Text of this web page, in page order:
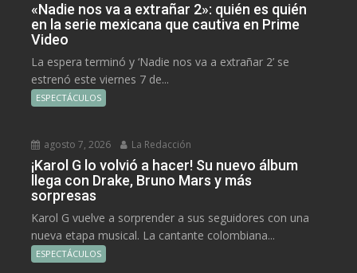
«Nadie nos va a extrañar 2»: quién es quién
en la serie mexicana que cautiva en Prime
Video
La espera terminó y ‘Nadie nos va a extrañar 2’ se
estrenó este viernes 7 de...
ESPECTÁCULOS
agosto 7, 2026 La Redacción
¡Karol G lo volvió a hacer! Su nuevo álbum
llega con Drake, Bruno Mars y más
sorpresas
Karol G vuelve a sorprender a sus seguidores con una
nueva etapa musical. La cantante colombiana...
ESPECTÁCULOS